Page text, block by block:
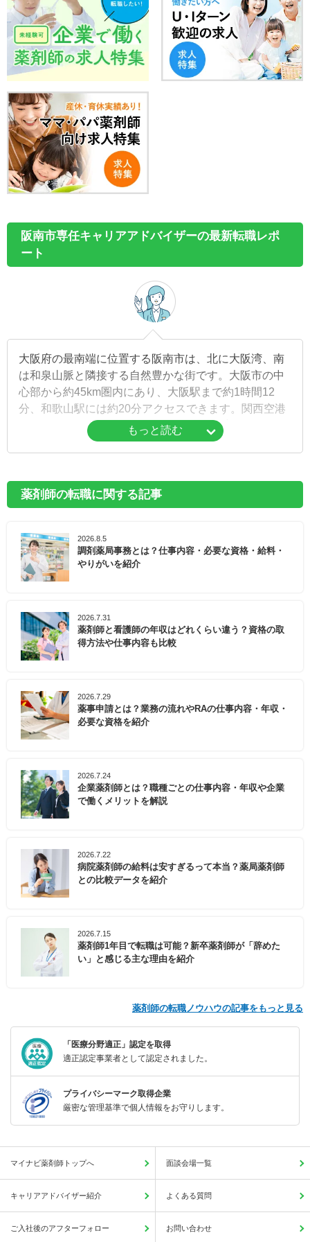
阪南市専任キャリアアドバイザーの最新転職レポ
ート
大阪府の最南端に位置する阪南市は、北に大阪湾、南
は和泉山脈と隣接する自然豊かな街です。大阪市の中
心部から約45km圏内にあり、大阪駅まで約1時間12
分、和歌山駅には約20分アクセスできます。関西空港
から約13km圏内で、周辺へのアクセスも良好です。
海水浴場）」、複合遊具や芝生広場などが整備された
「わんぱく王国」など、自然を楽しめるスポットが点
阪南市では、市民の健康促進に向けて、保健師や管理
栄養士による出張健康講座や、高齢者向けに介護予防
に離乳食講習会、ぱくぱく幼児食教室なども開講し、
幅広い世代に向けた健康増進を支援しています。
マイナビ薬剤師にご相談ください。
もっと読む
薬剤師の転職に関する記事
2026.8.5
調剤薬局事務とは？仕事内容・必要な資格・給料・
やりがいを紹介
2026.7.31
薬剤師と看護師の年収はどれくらい違う？資格の取
得方法や仕事内容も比較
2026.7.29
薬事申請とは？業務の流れやRAの仕事内容・年収・
必要な資格を紹介
2026.7.24
企業薬剤師とは？職種ごとの仕事内容・年収や企業
で働くメリットを解説
2026.7.22
病院薬剤師の給料は安すぎるって本当？薬局薬剤師
との比較データを紹介
2026.7.15
薬剤師1年目で転職は可能？新卒薬剤師が「辞めた
い」と感じる主な理由を紹介
薬剤師の転職ノウハウの記事をもっと見る
「医療分野適正」認定を取得
適正認定事業者として認定されました。
プライバシーマーク取得企業
厳密な管理基準で個人情報をお守りします。
マイナビ薬剤師トップへ 面談会場一覧
キャリアアドバイザー紹介 よくある質問
ご入社後のアフターフォロー お問い合わせ